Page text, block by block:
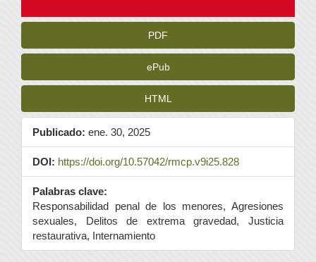
PDF
ePub
HTML
Publicado: ene. 30, 2025
DOI: https://doi.org/10.57042/rmcp.v9i25.828
Palabras clave:
Responsabilidad penal de los menores, Agresiones
sexuales, Delitos de extrema gravedad, Justicia
restaurativa, Internamiento